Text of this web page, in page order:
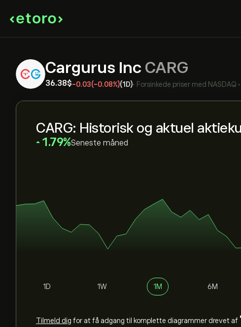
Cargurus Inc CARG
36.38‎$‎-0.03(-0.08%)(1D)• Forsinkede priser med NASDAQ •
CARG: Historisk og aktuel
‎1.79‎ Seneste måned
1D 1W 1M 6M
Tilmeld dig for at få adgang til komplette diagrammer drevet af